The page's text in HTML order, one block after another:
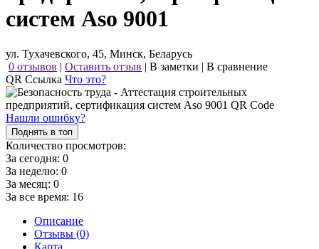
систем Aso 9001
ул. Тухачевского, 45, Минск, Беларусь
0 отзывов | Оставить отзыв | В заметки | В сравнение
QR Ссылка Что это?
Нашли ошибку?
Поднять в топ
Количество просмотров:
За сегодня: 0
За неделю: 0
За месяц: 0
За все время: 16
Описание
Отзывы (0)
Карта